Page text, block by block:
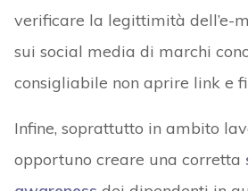
verificare la legittimità dell’e-
sui social media di marchi
consigliabile non aprire link e
Infine, soprattutto in ambito
opportuno creare una corretta